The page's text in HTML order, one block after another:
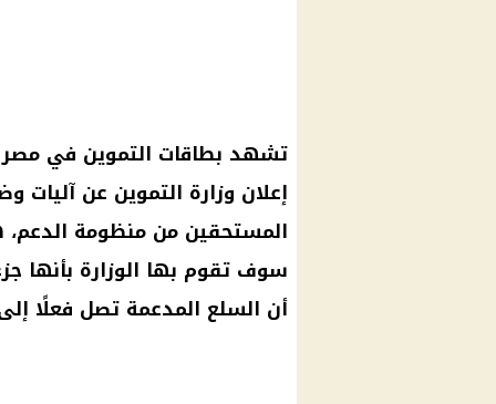
تشهد بطاقات التموين في مصر
إعلان وزارة التموين عن آليات
المستحقين من منظومة الدعم
سوف تقوم بها الوزارة بأنها
أن السلع المدعمة تصل فعلًا